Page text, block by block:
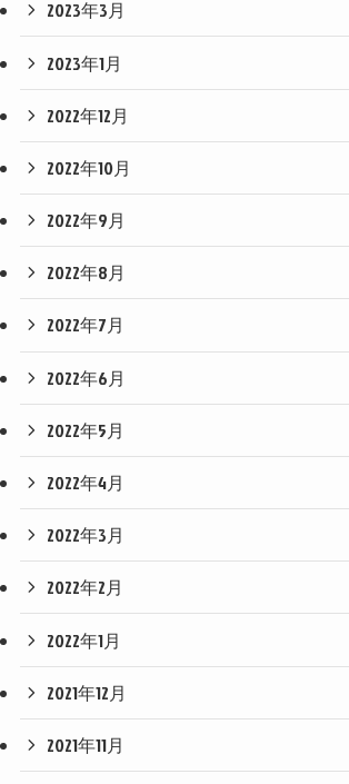
2023年3月
2023年1月
2022年12月
2022年10月
2022年9月
2022年8月
2022年7月
2022年6月
2022年5月
2022年4月
2022年3月
2022年2月
2022年1月
2021年12月
2021年11月